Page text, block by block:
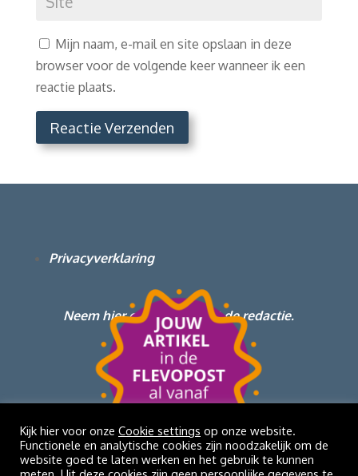
Mijn naam, e-mail en site opslaan in deze
browser voor de volgende keer wanneer ik een
reactie plaats.
Reactie Verzenden
Privacyverklaring
Neem hier contact op met de redactie.
Kijk hier voor onze Cookie settings op onze website.
Functionele en analytische cookies zijn noodzakelijk om de
website goed te laten werken en het gebruik te kunnen